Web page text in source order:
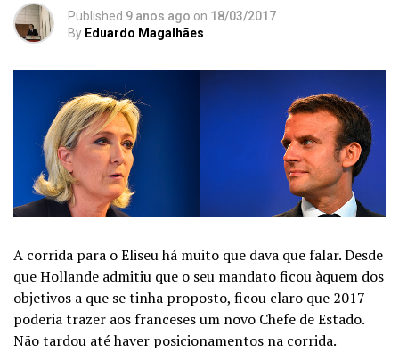
Published 9 anos ago on 18/03/2017
By Eduardo Magalhães
A corrida para o Eliseu há muito que dava que falar. Desde
que Hollande admitiu que o seu mandato ficou àquem dos
objetivos a que se tinha proposto, ficou claro que 2017
poderia trazer aos franceses um novo Chefe de Estado.
Não tardou até haver posicionamentos na corrida.